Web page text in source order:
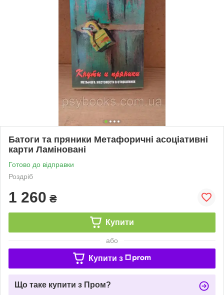
Батоги та пряники Метафоричні асоціативні
карти Ламіновані
Готово до відправки
Роздріб
1 260 ₴
Купити
або
Купити з
Що таке купити з Пром?